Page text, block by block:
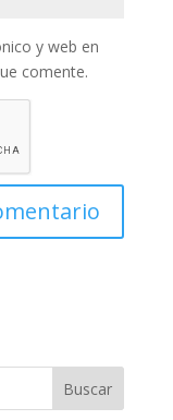
y web en
comente.
Buscar